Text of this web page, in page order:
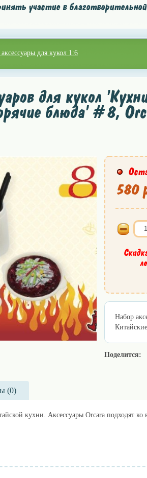
участие в
для кукол 1:6
для кукол
блюда' #8,
580
Набор
Поделится:
(0)
кухни. Аксессуары Orcara подходят